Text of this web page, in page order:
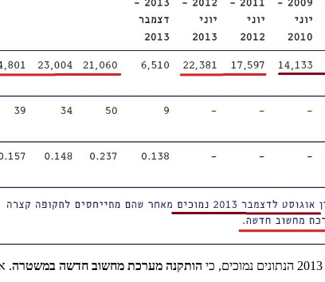
הותקנה מערכת מחשוב חדשה במשטרה.